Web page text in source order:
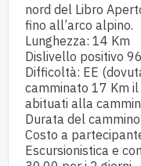
nord del Libro
fino all’arco alpino.
Lunghezza: 14 Km
Dislivello positivo
Difficoltà: EE
camminato 17 Km
abituati alla
Durata del
Costo a
Escursionistica e